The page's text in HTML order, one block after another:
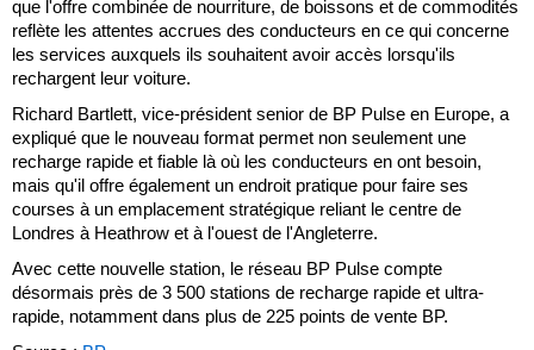
que l'offre combinée de nourriture, de boissons et de commodités
reflète les attentes accrues des conducteurs en ce qui concerne
les services auxquels ils souhaitent avoir accès lorsqu'ils
rechargent leur voiture.
Richard Bartlett, vice-président senior de BP Pulse en Europe, a
expliqué que le nouveau format permet non seulement une
recharge rapide et fiable là où les conducteurs en ont besoin,
mais qu'il offre également un endroit pratique pour faire ses
courses à un emplacement stratégique reliant le centre de
Londres à Heathrow et à l'ouest de l'Angleterre.
Avec cette nouvelle station, le réseau BP Pulse compte
désormais près de 3 500 stations de recharge rapide et ultra-
rapide, notamment dans plus de 225 points de vente BP.